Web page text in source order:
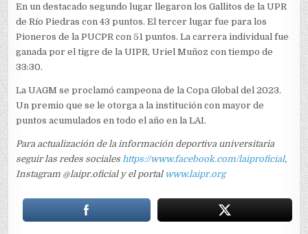
En un destacado segundo lugar llegaron los Gallitos de la UPR
de Río Piedras con 43 puntos. El tercer lugar fue para los
Pioneros de la PUCPR con 51 puntos. La carrera individual fue
ganada por el tigre de la UIPR, Uriel Muñoz con tiempo de
33:30.
La UAGM se proclamó campeona de la Copa Global del 2023.
Un premio que se le otorga a la institución con mayor de
puntos acumulados en todo el año en la LAI.
Para actualización de la información deportiva universitaria
seguir las redes sociales https://www.facebook.com/laiproficial,
Instagram @laipr.oficial y el portal www.laipr.org